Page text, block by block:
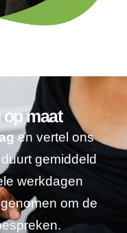
maat
en vertel ons
gemiddeld
werkdagen
om de